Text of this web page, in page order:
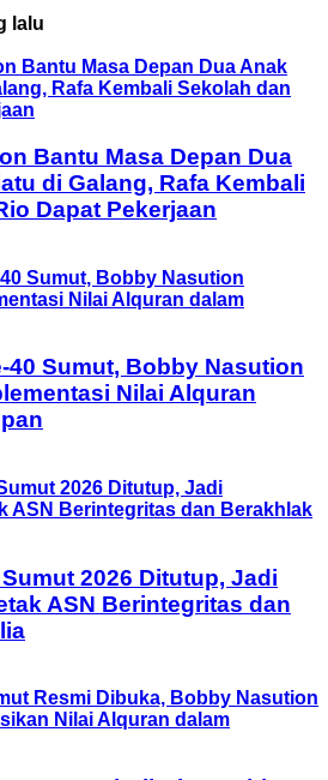
lalu
Bantu Masa Depan Dua
di Galang, Rafa Kembali
Dapat Pekerjaan
40 Sumut, Bobby Nasution
Nilai Alquran
Sumut 2026 Ditutup, Jadi
ASN Berintegritas dan